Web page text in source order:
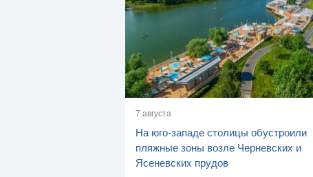
7 августа
На юго-западе столицы обустроили
пляжные зоны возле Черневских и
Ясеневских прудов